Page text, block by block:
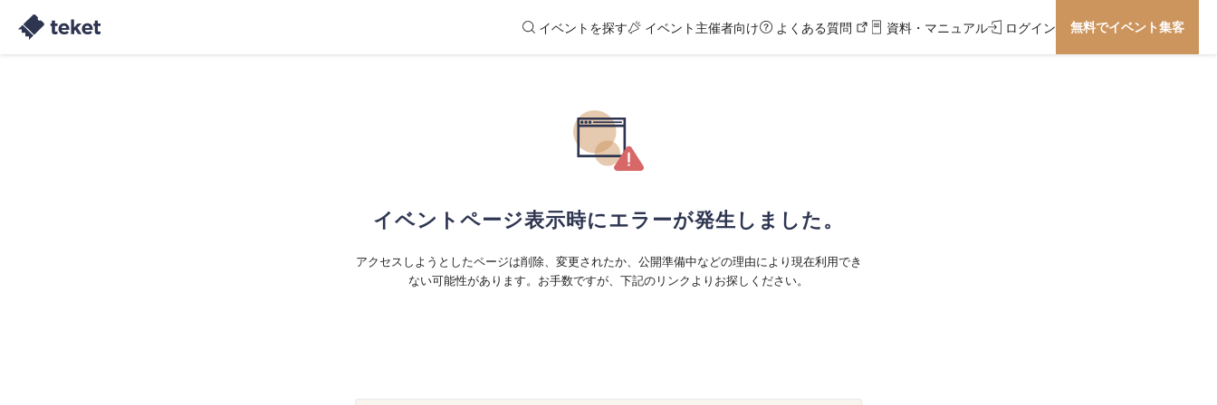
イベントを探す イベント主催者向け よくある質問 資料・マニュアル ログイン 無料でイベント集客
イベントページ表示時にエラーが発生しました。
アクセスしようとしたページは削除、変更されたか、公開準備中などの理由により現在利用でき
ない可能性があります。お手数ですが、下記のリンクよりお探しください。